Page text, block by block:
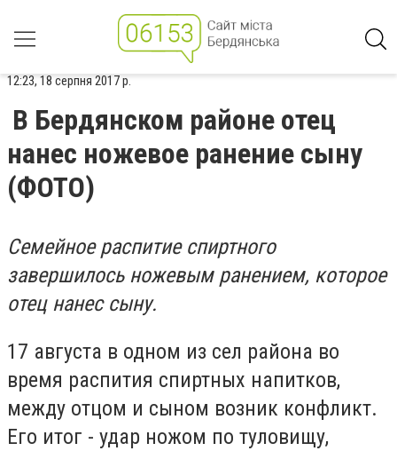
12:23, 18 серпня 2017 р.
В Бердянском районе отец
нанес ножевое ранение сыну
(ФОТО)
Семейное распитие спиртного
завершилось ножевым ранением, которое
отец нанес сыну.
17 августа в одном из сел района во
время распития спиртных напитков,
между отцом и сыном возник конфликт.
Его итог - удар ножом по туловищу,